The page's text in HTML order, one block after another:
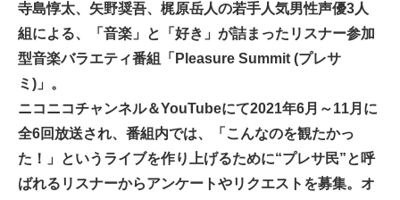
寺島惇太、矢野奨吾、梶原岳人の若手人気男性声優3人
組による、「音楽」と「好き」が詰まったリスナー参加
型音楽バラエティ番組「Pleasure Summit (プレサ
ミ)」。
ニコニコチャンネル＆YouTubeにて2021年6月～11月に
全6回放送され、番組内では、「こんなのを観たかっ
た！」というライブを作り上げるために“プレサ民”と呼
ばれるリスナーからアンケートやリクエストを募集。オ